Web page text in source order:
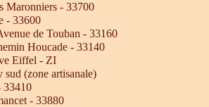
Maronniers - 33700
- 33600
de Touban - 33160
Houcade - 33140
Eiffel - ZI
(zone artisanale)
33410
- 33880